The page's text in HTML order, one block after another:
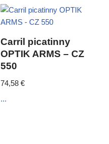
Carril picatinny
OPTIK ARMS – CZ
550
74,58€
...